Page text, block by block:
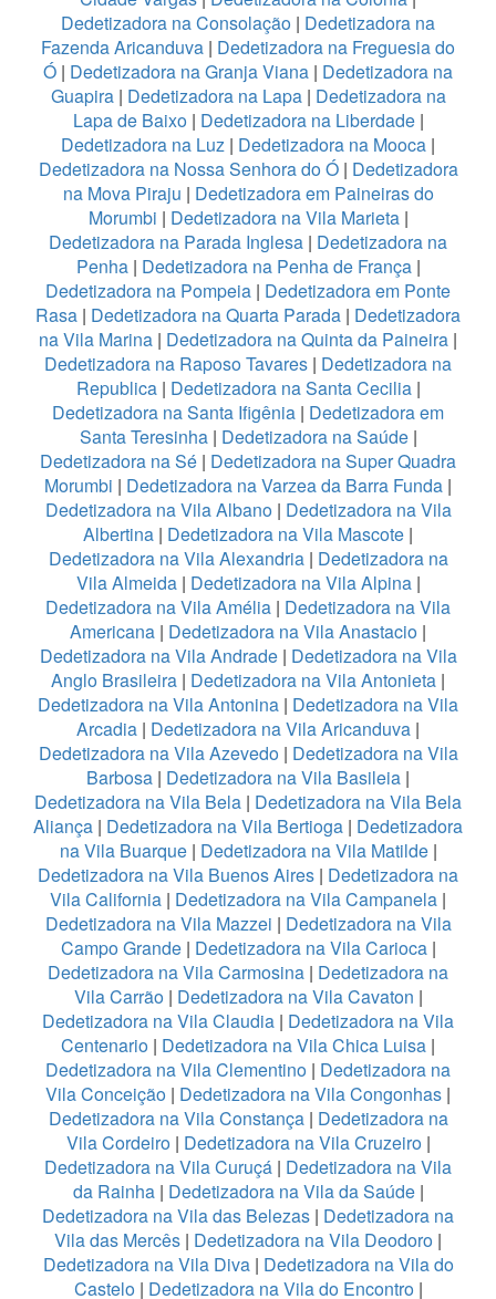
Dedetizadora na Consolação | Dedetizadora na
Fazenda Aricanduva | Dedetizadora na Freguesia do
Ó | Dedetizadora na Granja Viana | Dedetizadora na
Guapira| Dedetizadora na Lapa| Dedetizadora na
Lapa de Baixo | Dedetizadora na Liberdade |
Dedetizadora na Luz | Dedetizadora na Mooca |
Dedetizadora na Nossa Senhora do Ó| Dedetizadora
na Mova Piraju | Dedetizadora em Paineiras do
Morumbi | Dedetizadora na Vila Marieta|
Dedetizadora na Parada Inglesa | Dedetizadora na
Penha| Dedetizadora na Penha de França |
Dedetizadora na Pompeia | Dedetizadora em Ponte
Rasa | Dedetizadora na Quarta Parada | Dedetizadora
na Vila Marina | Dedetizadora na Quinta da Paineira |
Dedetizadora na Raposo Tavares | Dedetizadora na
Republica| Dedetizadora na Santa Cecilia|
Dedetizadora na Santa Ifigênia | Dedetizadora em
Santa Teresinha| Dedetizadora na Saúde|
Dedetizadora na Sé | Dedetizadora na Super Quadra
Morumbi | Dedetizadora na Varzea da Barra Funda |
Dedetizadora na Vila Albano| Dedetizadora na Vila
Albertina | Dedetizadora na Vila Mascote |
Dedetizadora na Vila Alexandria| Dedetizadora na
Vila Almeida | Dedetizadora na Vila Alpina |
Dedetizadora na Vila Amélia | Dedetizadora na Vila
Americana | Dedetizadora na Vila Anastacio |
Dedetizadora na Vila Andrade| Dedetizadora na Vila
Anglo Brasileira | Dedetizadora na Vila Antonieta |
Dedetizadora na Vila Antonina | Dedetizadora na Vila
Arcadia | Dedetizadora na Vila Aricanduva |
Dedetizadora na Vila Azevedo| Dedetizadora na Vila
Barbosa | Dedetizadora na Vila Basileia |
Dedetizadora na Vila Bela | Dedetizadora na Vila Bela
Aliança | Dedetizadora na Vila Bertioga | Dedetizadora
na Vila Buarque| Dedetizadora na Vila Matilde|
Dedetizadora na Vila Buenos Aires | Dedetizadora na
Vila California | Dedetizadora na Vila Campanela |
Dedetizadora na Vila Mazzei | Dedetizadora na Vila
Campo Grande| Dedetizadora na Vila Carioca|
Dedetizadora na Vila Carmosina | Dedetizadora na
Vila Carrão| Dedetizadora na Vila Cavaton |
Dedetizadora na Vila Claudia | Dedetizadora na Vila
Centenario | Dedetizadora na Vila Chica Luisa |
Dedetizadora na Vila Clementino | Dedetizadora na
Vila Conceição | Dedetizadora na Vila Congonhas |
Dedetizadora na Vila Constança| Dedetizadora na
Vila Cordeiro| Dedetizadora na Vila Cruzeiro |
Dedetizadora na Vila Curuçá | Dedetizadora na Vila
da Rainha | Dedetizadora na Vila da Saúde|
Dedetizadora na Vila das Belezas | Dedetizadora na
Vila das Mercês | Dedetizadora na Vila Deodoro |
Dedetizadora na Vila Diva| Dedetizadora na Vila do
Castelo| Dedetizadora na Vila do Encontro|